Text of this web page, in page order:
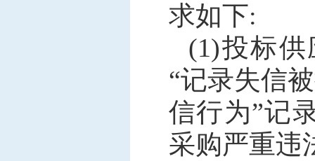
求如下:
(1)投标供
“记录失信
信行为”记
采购严重违